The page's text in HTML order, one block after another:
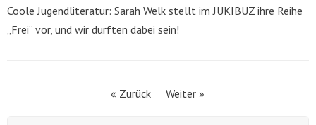
Coole Jugendliteratur: Sarah Welk stellt im JUKIBUZ ihre Reihe
„Frei“ vor, und wir durften dabei sein!
« Zurück Weiter »